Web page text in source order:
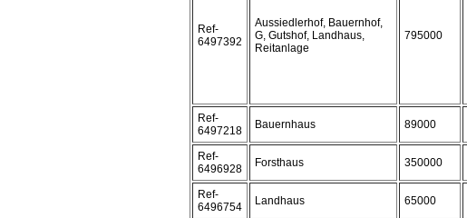
Ref-
6497392
Aussiedlerhof, Bauernhof,
G, Gutshof, Landhaus,
Reitanlage
795000
Ref-
6497218
Bauernhaus 89000
Ref-
6496928
Forsthaus 350000
Ref-
6496754
Landhaus 65000